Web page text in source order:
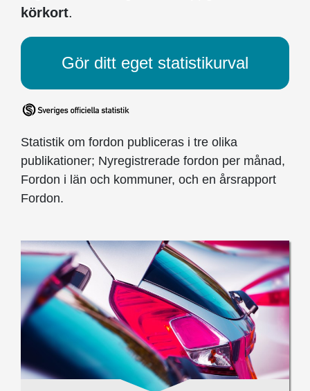
körkort.
Gör ditt eget statistikurval
Statistik om fordon publiceras i tre olika
publikationer; Nyregistrerade fordon per månad,
Fordon i län och kommuner, och en årsrapport
Fordon.